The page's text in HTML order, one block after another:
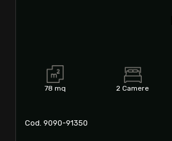
78 mq 2 Camere
Cod. 9090-91350